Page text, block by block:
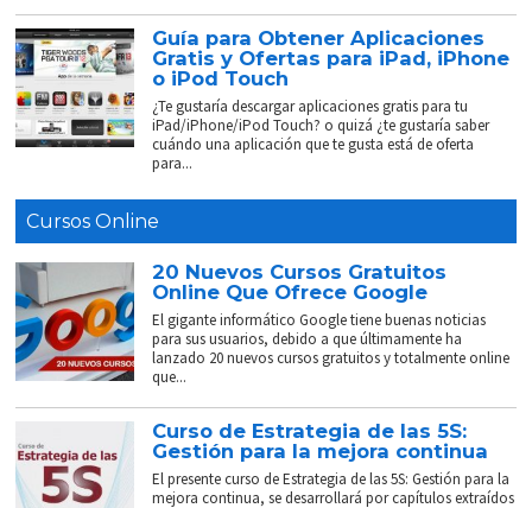
Guía para Obtener Aplicaciones
Gratis y Ofertas para iPad, iPhone
o iPod Touch
¿Te gustaría descargar aplicaciones gratis para tu
iPad/iPhone/iPod Touch? o quizá ¿te gustaría saber
cuándo una aplicación que te gusta está de oferta
para...
Cursos Online
20 Nuevos Cursos Gratuitos
Online Que Ofrece Google
El gigante informático Google tiene buenas noticias
para sus usuarios, debido a que últimamente ha
lanzado 20 nuevos cursos gratuitos y totalmente online
que...
Curso de Estrategia de las 5S:
Gestión para la mejora continua
El presente curso de Estrategia de las 5S: Gestión para la
mejora continua, se desarrollará por capítulos extraídos